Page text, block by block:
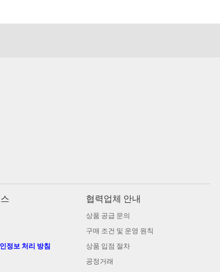
정보 처리 방침
협력업체 안내
상품 공급 문의
구매 조건 및 운영 원칙
상품 입점 절차
공정거래